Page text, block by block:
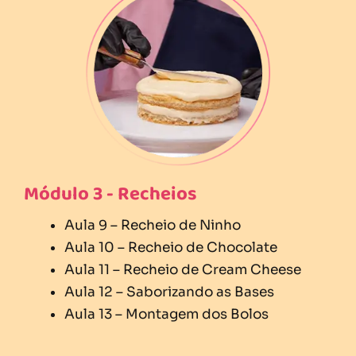
Módulo 3 - Recheios
Aula 9 – Recheio de Ninho
Aula 10 – Recheio de Chocolate
Aula 11 – Recheio de Cream Cheese
Aula 12 – Saborizando as Bases
Aula 13 – Montagem dos Bolos